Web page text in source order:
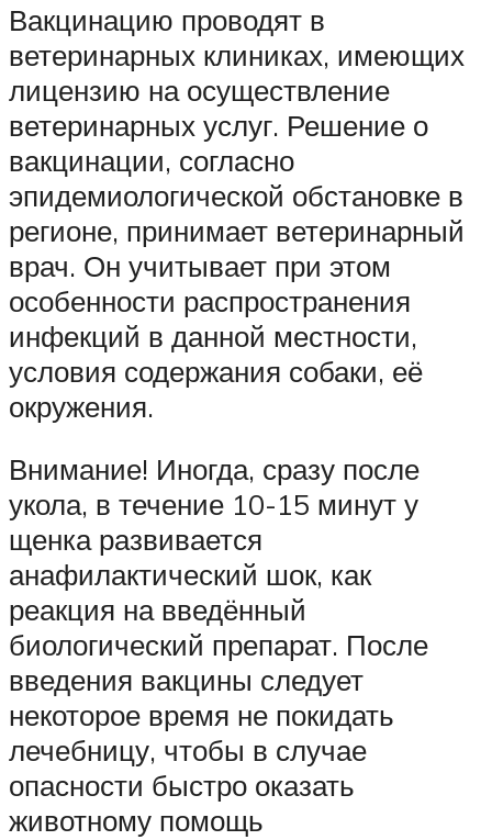
Вакцинацию проводят в
ветеринарных клиниках, имеющих
лицензию на осуществление
ветеринарных услуг. Решение о
вакцинации, согласно
эпидемиологической обстановке в
регионе, принимает ветеринарный
врач. Он учитывает при этом
особенности распространения
инфекций в данной местности,
условия содержания собаки, её
окружения.
Внимание! Иногда, сразу после
укола, в течение 10-15 минут у
щенка развивается
анафилактический шок, как
реакция на введённый
биологический препарат. После
введения вакцины следует
некоторое время не покидать
лечебницу, чтобы в случае
опасности быстро оказать
животному помощь